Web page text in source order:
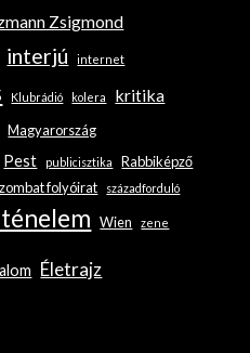
Zsigmond
interjú internet
Klubrádió kolera kritika
Magyarország
Pest publicisztika
Rabbiképző
folyóirat századforduló
Wien zene
Életrajz